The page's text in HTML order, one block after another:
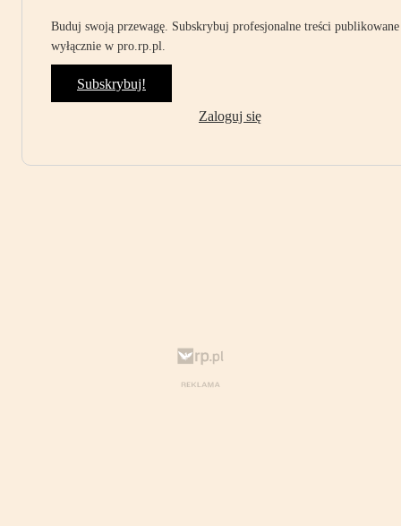
Buduj swoją przewagę. Subskrybuj profesjonalne treści publikowane
wyłącznie w pro.rp.pl.
Subskrybuj!
Zaloguj się